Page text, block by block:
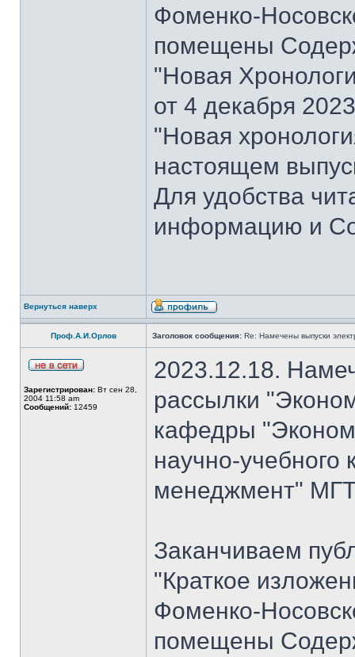
Фоменко-
помещены
"Новая
от 4 декабря
"Новая
настоящем
Для удобства
информацию и
Вернуться наверх
Проф.А.И.Орлов Заголовок сообщения: Re: Намечены выпуски
Зарегистрирован: Вт сен 28,
2004 11:58 am
Сообщений: 12459
2023.12.18.
рассылки
кафедры
научно-
менеджмент"
Заканчиваем
"Краткое
Фоменко-
помещены